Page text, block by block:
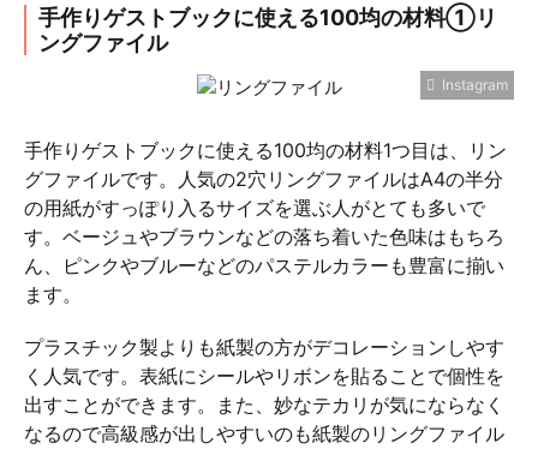
手作りゲストブックに使える100均の材料①リ
ングファイル
Instagram
手作りゲストブックに使える100均の材料1つ目は、リン
グファイルです。人気の2穴リングファイルはA4の半分
の用紙がすっぽり入るサイズを選ぶ人がとても多いで
す。ベージュやブラウンなどの落ち着いた色味はもちろ
ん、ピンクやブルーなどのパステルカラーも豊富に揃い
ます。
プラスチック製よりも紙製の方がデコレーションしやす
く人気です。表紙にシールやリボンを貼ることで個性を
出すことができます。また、妙なテカリが気にならなく
なるので高級感が出しやすいのも紙製のリングファイル